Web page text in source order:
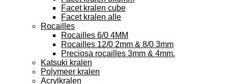
Facet kralen cube
Facet kralen alle
Rocailles
Rocailles 6/0 4MM
Rocailles 12/0 2mm & 8/0 3mm
Preciosa rocailles 3mm & 4mm.
Katsuki kralen
Polymeer kralen
Acrylkralen